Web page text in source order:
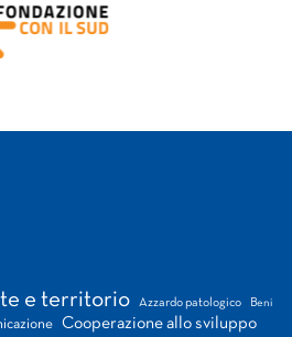
e territorio Azzardo patologico Beni
Cooperazione allo sviluppo